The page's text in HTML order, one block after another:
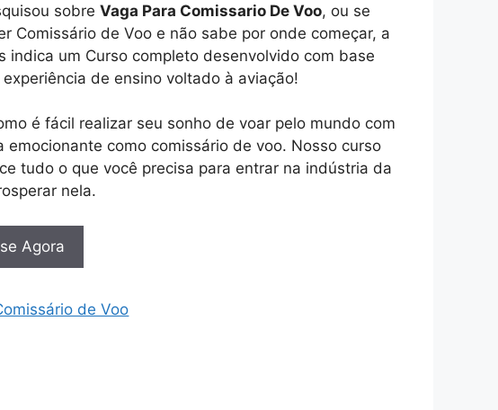
sobreVaga Para Comissario De Voo, ou se
Comissário de Voo e não sabe por onde começar, a
indica um Curso completo desenvolvido com base
de ensino voltado à aviação!
é fácil realizar seu sonho de voar pelo mundo com
emocionante como comissário de voo. Nosso curso
tudo o que você precisa para entrar na indústria da
nela.
Agora
de Voo